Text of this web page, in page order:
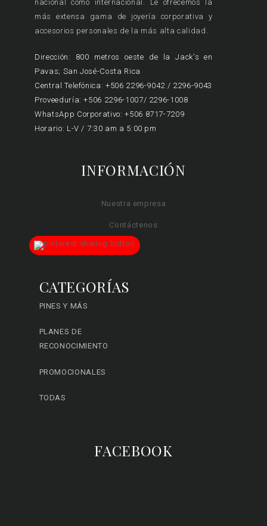
nacional como internacional. Le ofrecemos la
más extensa gama de joyería corporativa y
accesorios personales de la más alta calidad.
Dirección: 800 metros oeste de la Jack's en
Pavas; San José-Costa Rica
Central Telefónica: +506 2296-9042 / 2296-9043
Proveeduría: +506 2296-1007/ 2296-1008
WhatsApp Corporativo: +506 8717-7209
Horario: L-V / 7:30 am a 5:00 pm
INFORMACIÓN
Nuestra empresa
Contáctenos
CATEGORÍAS
PINES Y MÁS
PLANES DE
RECONOCIMIENTO
PROMOCIONALES
TODAS
FACEBOOK